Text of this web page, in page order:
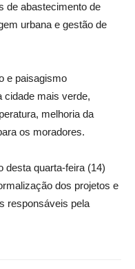
de abastecimento de
urbana e gestão de
e paisagismo
cidade mais verde,
melhoria da
os moradores.
desta quarta-feira (14)
dos projetos e
responsáveis pela